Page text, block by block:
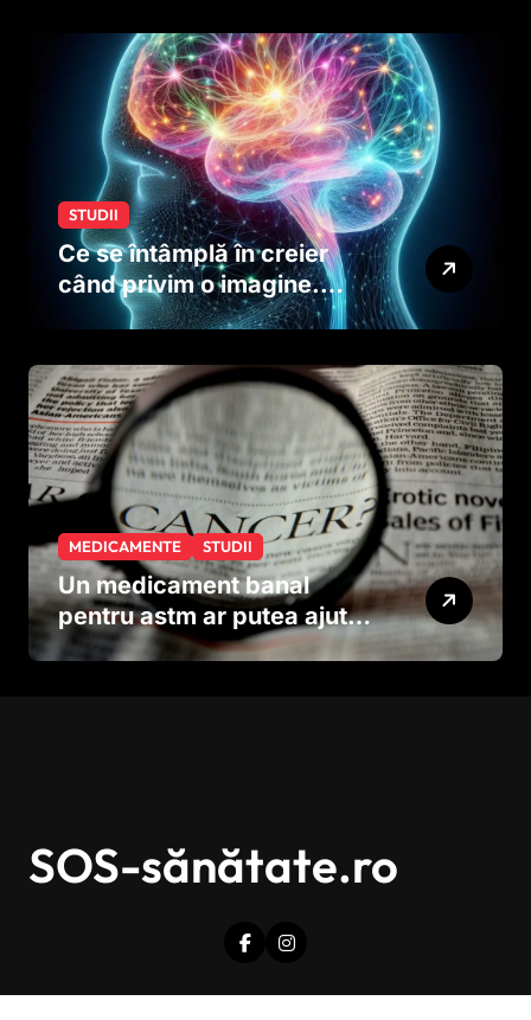
dinainte de naștere
STUDII
Ce se întâmplă în creier
când privim o imagine.
Studiul care explică rolul
MEDICAMENTE STUDII
Un medicament banal
pentru astm ar putea ajuta
în lupta împotriva
SOS-sănătate.ro